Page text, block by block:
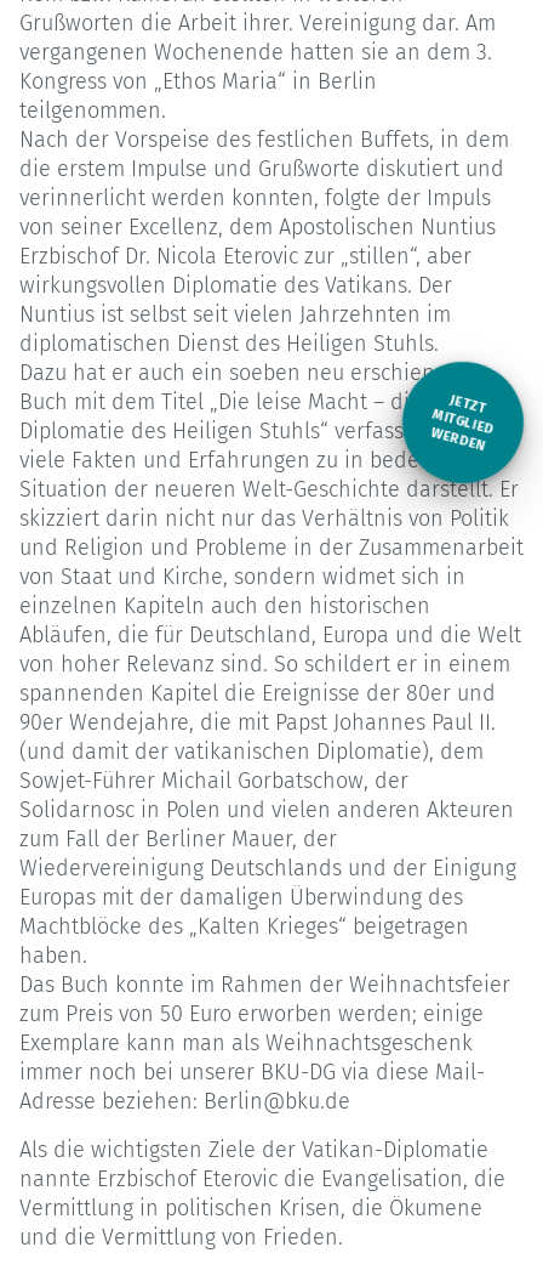
JETZT
M
ITGLIED W
ERDEN
Grußworten die Arbeit ihrer. Vereinigung dar. Am
vergangenen Wochenende hatten sie an dem 3.
Kongress von „Ethos Maria“ in Berlin
teilgenommen.
Nach der Vorspeise des festlichen Buffets, in dem
die erstem Impulse und Grußworte diskutiert und
verinnerlicht werden konnten, folgte der Impuls
von seiner Excellenz, dem Apostolischen Nuntius
Erzbischof Dr. Nicola Eterovic zur „stillen“, aber
wirkungsvollen Diplomatie des Vatikans. Der
Nuntius ist selbst seit vielen Jahrzehnten im
diplomatischen Dienst des Heiligen Stuhls.
Dazu hat er auch ein soeben neu erschienenes
Buch mit dem Titel „Die leise Macht – die
Diplomatie des Heiligen Stuhls“ verfasst, in dem er
viele Fakten und Erfahrungen zu in bedeutsamen
Situation der neueren Welt-Geschichte darstellt. Er
skizziert darin nicht nur das Verhältnis von Politik
und Religion und Probleme in der Zusammenarbeit
von Staat und Kirche, sondern widmet sich in
einzelnen Kapiteln auch den historischen
Abläufen, die für Deutschland, Europa und die Welt
von hoher Relevanz sind. So schildert er in einem
spannenden Kapitel die Ereignisse der 80er und
90er Wendejahre, die mit Papst Johannes Paul II.
(und damit der vatikanischen Diplomatie), dem
Sowjet-Führer Michail Gorbatschow, der
Solidarnosc in Polen und vielen anderen Akteuren
zum Fall der Berliner Mauer, der
Wiedervereinigung Deutschlands und der Einigung
Europas mit der damaligen Überwindung des
Machtblöcke des „Kalten Krieges“ beigetragen
haben.
Das Buch konnte im Rahmen der Weihnachtsfeier
zum Preis von 50 Euro erworben werden; einige
Exemplare kann man als Weihnachtsgeschenk
immer noch bei unserer BKU-DG via diese Mail-
Adresse beziehen: Berlin@bku.de
Als die wichtigsten Ziele der Vatikan-Diplomatie
nannte Erzbischof Eterovic die Evangelisation, die
Vermittlung in politischen Krisen, die Ökumene
und die Vermittlung von Frieden.